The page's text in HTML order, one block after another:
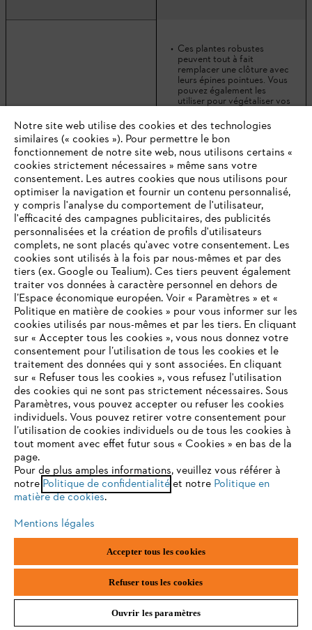
Pyracantha (Pyracantha
coccinea)
Ces plantes robustes
peuvent tout à fait
remplacer une clôture avec
leurs épines pointues. Vous
pouvez également les
utiliser pour végétaliser vos
orienter les pousses avec
prudence.
Ces plantes sont
persistantes et fleurissent
en mai et juin avec des
inflorescences blanches.
Ses baies lumineuses
constituent une bonne
source de nourriture pour
les oiseaux à l’automne.
Le pyracantha est robuste
et adore le plein soleil.
Plantes vivaces
Pois vivace (Lathyrus
latifolius)
Ces pois vivaces grimpent
jusqu’à 2 m de haut, mais se
répandent également avec
leurs racines dans le sol et
doivent être coupés
régulièrement.
Ces arbustes résistent au
gel et se plaisent dans les
endroits ensoleillés à semi-
un peu protégés afin que les
vrilles ne se cassent pas en
cas de vent fort.
Plantes annuelles
Ces plantes se parent de
fleurs éclatantes de juin au
premier gel.
VOTRE NAVIGATEUR INTERNET
N'EST PLUS PRIS EN CHARGE
Vous utilisez un navigateur Internet que nous ne prenons plus
en charge, et certaines fonctionnalités de notre site ne
peuvent fonctionner correctement. Pour une utilisation
optimale de notre site, nous vous recommandons de passer à
l'un des navigateurs suivants :
firefox chrome
edge
Notre site web utilise des cookies et des technologies
similaires (« cookies »). Pour permettre le bon
fonctionnement de notre site web, nous utilisons certains «
cookies strictement nécessaires » même sans votre
consentement. Les autres cookies que nous utilisons pour
optimiser la navigation et fournir un contenu personnalisé,
y compris l'analyse du comportement de l'utilisateur,
l'efficacité des campagnes publicitaires, des publicités
personnalisées et la création de profils d'utilisateurs
complets, ne sont placés qu'avec votre consentement. Les
cookies sont utilisés à la fois par nous-mêmes et par des
tiers (ex. Google ou Tealium). Ces tiers peuvent également
traiter vos données à caractère personnel en dehors de
l’Espace économique européen. Voir « Paramètres » et «
Politique en matière de cookies » pour vous informer sur les
cookies utilisés par nous-mêmes et par les tiers. En cliquant
sur « Accepter tous les cookies », vous nous donnez votre
consentement pour l’utilisation de tous les cookies et le
traitement des données qui y sont associées. En cliquant
sur « Refuser tous les cookies », vous refusez l'utilisation
des cookies qui ne sont pas strictement nécessaires. Sous
Paramètres, vous pouvez accepter ou refuser les cookies
individuels. Vous pouvez retirer votre consentement pour
l’utilisation de cookies individuels ou de tous les cookies à
tout moment avec effet futur sous « Cookies » en bas de la
page.
Pour de plus amples informations, veuillez vous référer à
notre Politique de confidentialitéet notre Politique en
matière de cookies.
Mentions légales
Accepter tous les cookies
Refuser tous les cookies
Ouvrir les paramètres